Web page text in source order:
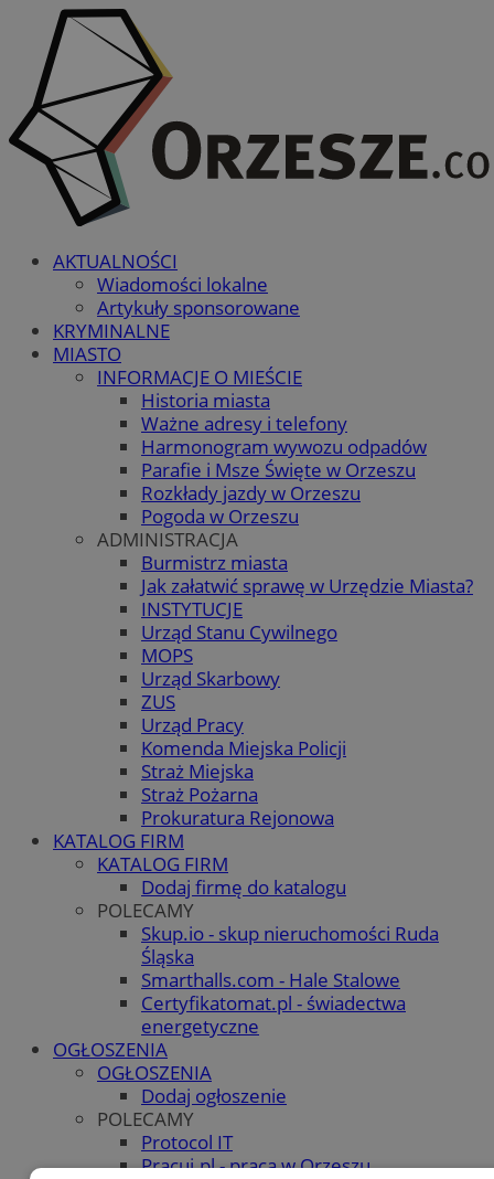
AKTUALNOŚCI
Wiadomości lokalne
Artykuły sponsorowane
KRYMINALNE
MIASTO
INFORMACJE O MIEŚCIE
Historia miasta
Ważne adresy i telefony
Harmonogram wywozu odpadów
Parafie i Msze Święte w Orzeszu
Rozkłady jazdy w Orzeszu
Pogoda w Orzeszu
ADMINISTRACJA
Burmistrz miasta
Jak załatwić sprawę w Urzędzie Miasta?
INSTYTUCJE
Urząd Stanu Cywilnego
MOPS
Urząd Skarbowy
ZUS
Urząd Pracy
Komenda Miejska Policji
Straż Miejska
Straż Pożarna
Prokuratura Rejonowa
KATALOG FIRM
KATALOG FIRM
Dodaj firmę do katalogu
POLECAMY
Skup.io - skup nieruchomości Ruda
Śląska
Smarthalls.com - Hale Stalowe
Certyfikatomat.pl - świadectwa
energetyczne
OGŁOSZENIA
OGŁOSZENIA
Dodaj ogłoszenie
POLECAMY
Protocol IT
Pracuj.pl - praca w Orzeszu